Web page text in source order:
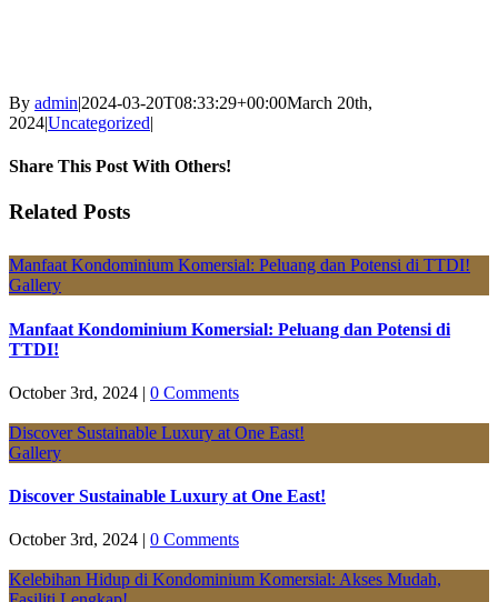
By admin|2024-03-20T08:33:29+00:00March 20th,
2024|Uncategorized|
Share This Post With Others!
Facebook
X
LinkedIn
Pinterest
Email
Related Posts
Manfaat Kondominium Komersial: Peluang dan Potensi di TTDI!
Gallery
Manfaat Kondominium Komersial: Peluang dan Potensi di
TTDI!
October 3rd, 2024 | 0 Comments
Discover Sustainable Luxury at One East!
Gallery
Discover Sustainable Luxury at One East!
October 3rd, 2024 | 0 Comments
Kelebihan Hidup di Kondominium Komersial: Akses Mudah,